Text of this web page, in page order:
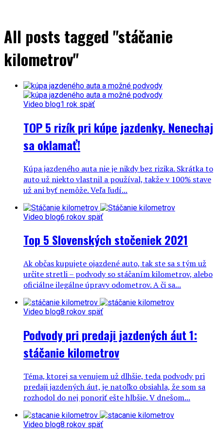
All posts tagged "stáčanie
kilometrov"
Video blog1 rok späť
TOP 5 rizík pri kúpe jazdenky. Nenechaj
sa oklamať!
Kúpa jazdeného auta nie je nikdy bez rizika. Skrátka to
auto už niekto vlastnil a používal, takže v 100% stave
už ani byť nemôže. Veľa ľudí...
Video blog6 rokov späť
Top 5 Slovenských stočeniek 2021
Ak občas kupujete ojazdené auto, tak ste sa s tým už
určite stretli – podvody so stáčaním kilometrov, alebo
oficiálne ilegálne úpravy odometrov. A či sa...
Video blog8 rokov späť
Podvody pri predaji jazdených áut 1:
stáčanie kilometrov
Téma, ktorej sa venujem už dlhšie, teda podvody pri
predaji jazdených áut, je natoľko obsiahla, že som sa
rozhodol do nej ponoriť ešte hlbšie. V dnešom...
Video blog8 rokov späť